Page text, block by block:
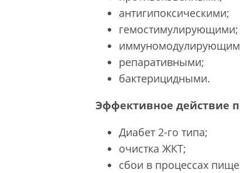
антигипоксическими;
гемостимулирующими;
репаративными;
бактерицидными.
Эффективное действие
Диабет 2-го типа;
очистка ЖКТ;
сбои в процессах